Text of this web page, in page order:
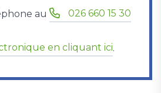
au
026 660 15 30
en cliquant ici.